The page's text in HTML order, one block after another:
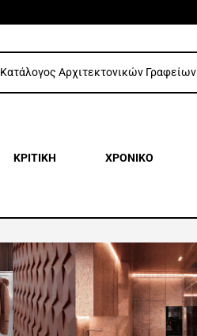
Κατάλογος Αρχιτεκτονικών Γραφείων
ΚΡΙΤΙΚΗ ΧΡΟΝΙΚΟ